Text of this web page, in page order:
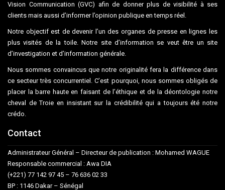
Vision Communication (GVC) afin de donner plus de visibilité à ses
clients mais aussi d’informer l’opinion publique en temps réel.
Notre objectif est de devenir l’un des organes de presse en lignes les
plus visités de la toile. Notre site d’information se veut être un site
d’investigation et d’information générale.
Nous sommes convaincus que notre originalité fera la différence dans
ce secteur très concurrentiel. C’est pourquoi, nous sommes obligés de
placer la barre haute en faisant de l’éthique et de la déontologie notre
cheval de Troie en insistant sur la crédibilité qui a toujours été notre
crédo.
Contact
Administrateur Général – Directeur de publication : Mohamed WAGUE
Responsable commercial : Awa DIA
(+221) 77 142 97 45 – 76 636 02 33
BP : 1146 Dakar – Sénégal